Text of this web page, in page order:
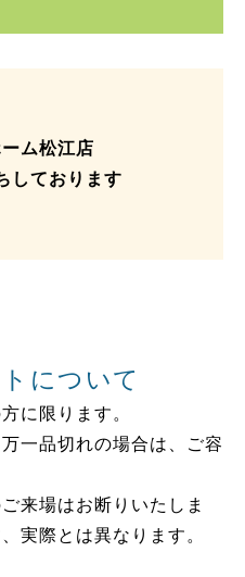
ム松江店
しております
について
に限ります。
一品切れの場合は、ご容
来場はお断りいたしま
実際とは異なります。